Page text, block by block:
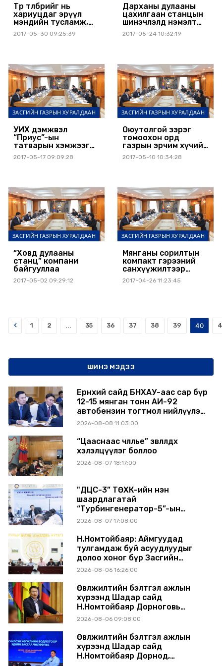
Төр төлбөрийг нь
хариуцдаг эрүүл
мэндийн тусламж,
үйлчилгээтэй
холбоотой журмыг
2017-05-30 09:25:39
Дарханы дулааны
цахилгаан станцын
шинэчлэлд нэмэлт
хөрөнгө шаардлагатай
2017-05-24 10:32:19
ЗАСГИЙН ГАЗРЫН ХУРАЛДААН
УИХ дэмжвэл
“Приус”-ын
татварын хэмжээг
Засгийн газар
тогтоож, үйлчлэх
2017-05-17 09:09:28
ЗАСГИЙН ГАЗРЫН ХУРАЛДААН
Оюутолгой зэрэг
томоохон орд
газрын эрчим хүчийг
дотоодоос хангана
2017-05-10 10:34:28
ЗАСГИЙН ГАЗРЫН ХУРАЛДААН
“Ховд дулааны
станц” компани
байгууллаа
2017-05-02 09:29:12
ЗАСГИЙН ГАЗРЫН ХУРАЛДААН
Мянганы сорилтын
компакт гэрээний
санхүүжилтээр
Улаанбаатарын усан
хангамжийг
2017-04-26 11:23:45
Prev 1 2 ... 35 36 37 38 39 40
ШИНЭ МЭДЭЭ
Ерөнхий сайд БНХАУ-аас сар бүр
12-15 мянган тонн АИ-92
автобензин тогтмол нийлүүлэх
хүсэлт тавилаа
2026-08-08 11:03:00
“Цааснаас чөлөөлье” зөвлөлдөх
хэлэлцүүлэг боллоо
2026-08-07 18:17:00
"ДЦС-3” ТӨХК-ийн нэн
шаардлагатай
“Турбингенератор-5”-ын
шинэчлэлийн төсвийг
2026-08-07 17:08:00
Н.Номтойбаяр: Аймгуудад
тулгамдаж буй асуудлуудыг
долоо хоног бүр Засгийн
газрын хуралдаанд
2026-08-06 16:26:00
Өвөлжилтийн бэлтгэл ажлын
хүрээнд Шадар сайд
Н.Номтойбаяр Дорноговь
аймагт ажиллав
2026-08-06 09:08:00
Өвөлжилтийн бэлтгэл ажлын
хүрээнд Шадар сайд
Н.Номтойбаяр Дорнод,